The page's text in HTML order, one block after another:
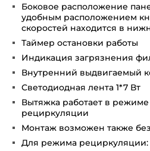
Боковое расположение
удобным расположением
скоростей находится в
Таймер остановки работы
Индикация загрязнения
Внутренний выдвигаемый
Светодиодная лента 1*7 Вт
Вытяжка работает в режиме
рециркуляции
Монтаж возможен также
Для режима рециркуляции: